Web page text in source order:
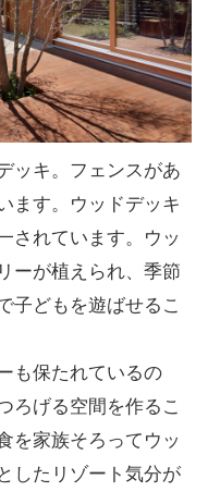
ッキ。フェンスがあ
ます。ウッドデッキ
されています。ウッ
ーが植えられ、季節
子どもを遊ばせるこ
も保たれているの
ろげる空間を作るこ
を家族そろってウッ
したリゾート気分が